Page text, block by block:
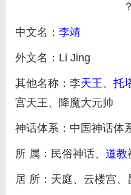
中文名： 李靖
外文名：Li Jing
其他名称：李天王、 托
宫天王、降魔大元帅
神话体系：中国神话体
所 属：民俗神话、 道教
居 所：天庭、云楼宫、